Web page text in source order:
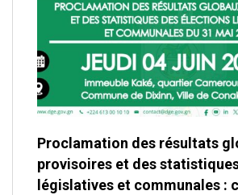
Proclamation des résultats
provisoires et des
législatives et communales :